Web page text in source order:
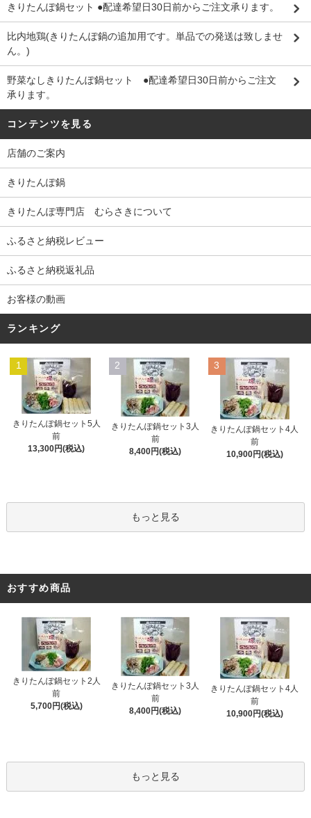
きりたんぽ鍋セット ●配達希望日30日前からご注文承ります。
比内地鶏(きりたんぽ鍋の追加用です。単品での発送は致しませ
ん。)
野菜なしきりたんぽ鍋セット ●配達希望日30日前からご注文
承ります。
コンテンツを見る
店舗のご案内
きりたんぽ鍋
きりたんぽ専門店 むらさきについて
ふるさと納税レビュー
ふるさと納税返礼品
お客様の動画
ランキング
1
きりたんぽ鍋セット5人
前
13,300円(税込)
2
きりたんぽ鍋セット3人
前
8,400円(税込)
3
きりたんぽ鍋セット4人
前
10,900円(税込)
もっと見る
おすすめ商品
きりたんぽ鍋セット2人
前
5,700円(税込)
きりたんぽ鍋セット3人
前
8,400円(税込)
きりたんぽ鍋セット4人
前
10,900円(税込)
もっと見る